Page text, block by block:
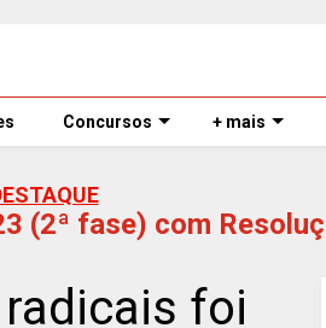
Concursos + mais
(2ª fase) com
foi